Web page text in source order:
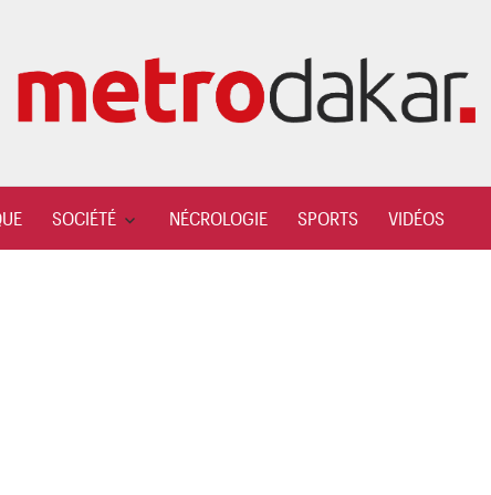
SOCIÉTÉ NÉCROLOGIE SPORTS VIDÉOS